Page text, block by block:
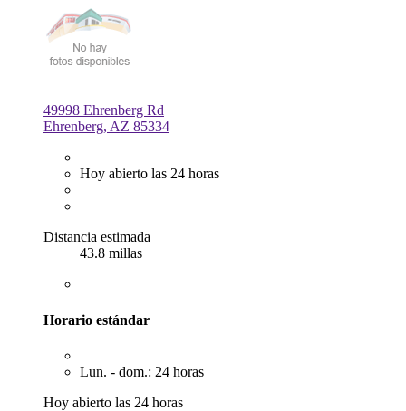
49998 Ehrenberg Rd
Ehrenberg, AZ 85334
Hoy abierto las 24 horas
Distancia estimada
43.8 millas
Horario estándar
Lun. - dom.: 24 horas
Hoy abierto las 24 horas